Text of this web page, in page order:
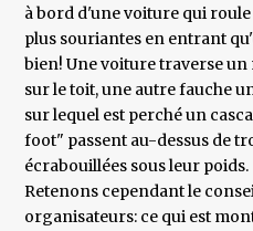
à bord d'une voiture qui
plus souriantes en entrant
bien! Une voiture traverse
sur le toit, une autre fauche
sur lequel est perché un
foot" passent au-dessus de
écrabouillées sous leur poids.
Retenons cependant le
organisateurs: ce qui est